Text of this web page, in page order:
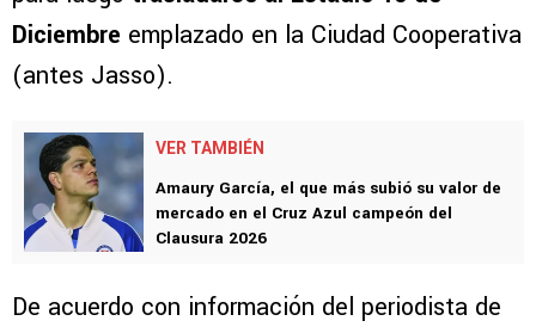
Diciembre emplazado en la Ciudad Cooperativa
(antes Jasso).
VER TAMBIÉN
Amaury García, el que más subió su valor de
mercado en el Cruz Azul campeón del
Clausura 2026
De acuerdo con información del periodista de